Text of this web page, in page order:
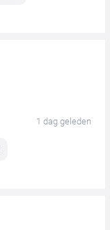
1 dag geleden